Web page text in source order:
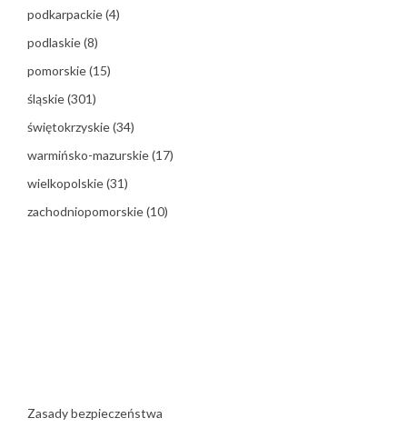
podkarpackie(4)
podlaskie(8)
pomorskie(15)
śląskie(301)
świętokrzyskie(34)
warmińsko-mazurskie(17)
wielkopolskie(31)
zachodniopomorskie(10)
Zasady bezpieczeństwa